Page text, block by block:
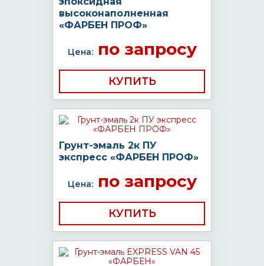
высоконаполненная
«ФАРБЕН ПРОФ»
Цена:по запросу
КУПИТЬ
Грунт-эмаль 2к ПУ
экспресс «ФАРБЕН ПРОФ»
Цена:по запросу
КУПИТЬ